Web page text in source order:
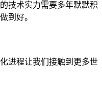
技术实力需要多年默默积
到好。
进程让我们接触到更多世